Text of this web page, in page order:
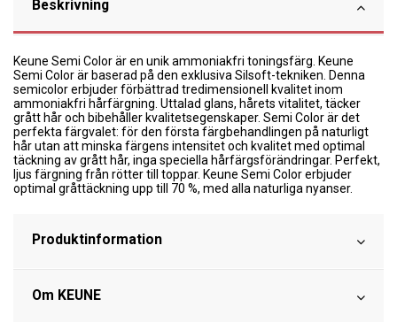
Beskrivning
Keune Semi Color är en unik ammoniakfri toningsfärg. Keune
Semi Color är baserad på den exklusiva Silsoft-tekniken. Denna
semicolor erbjuder förbättrad tredimensionell kvalitet inom
ammoniakfri hårfärgning. Uttalad glans, hårets vitalitet, täcker
grått hår och bibehåller kvalitetsegenskaper. Semi Color är det
perfekta färgvalet: för den första färgbehandlingen på naturligt
hår utan att minska färgens intensitet och kvalitet med optimal
täckning av grått hår, inga speciella hårfärgsförändringar. Perfekt,
ljus färgning från rötter till toppar. Keune Semi Color erbjuder
optimal gråttäckning upp till 70 %, med alla naturliga nyanser.
Produktinformation
Om KEUNE